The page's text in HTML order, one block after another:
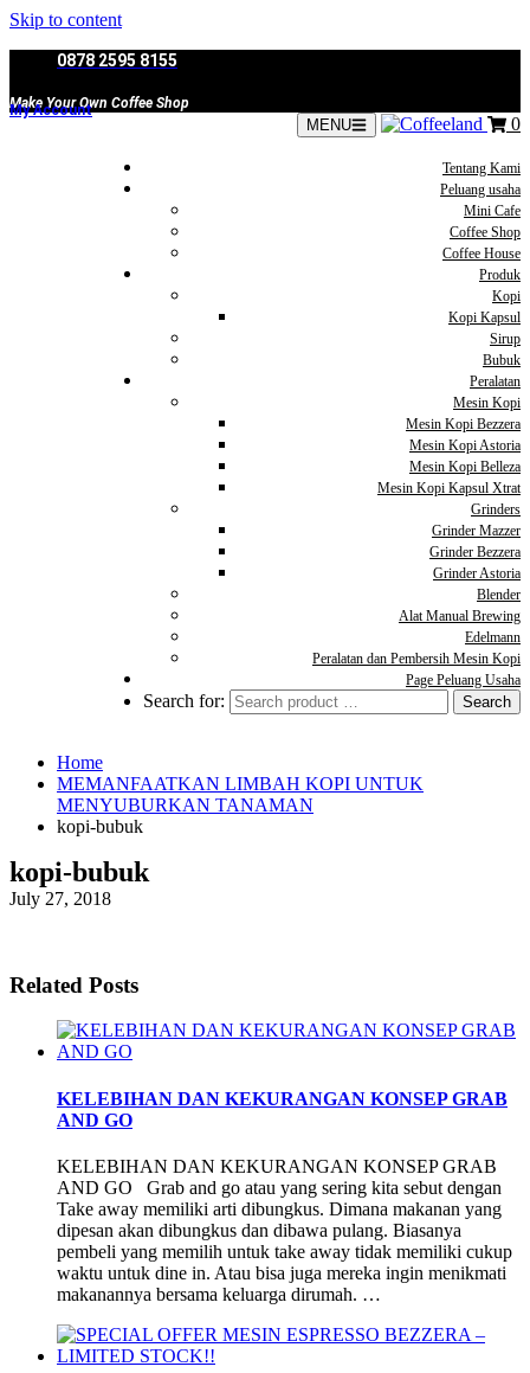
Skip to content
0878 2595 8155
Make Your Own Coffee Shop
My Account
MENU 0
Tentang Kami
Peluang usaha
Mini Cafe
Coffee Shop
Coffee House
Produk
Kopi
Kopi Kapsul
Sirup
Bubuk
Peralatan
Mesin Kopi
Mesin Kopi Bezzera
Mesin Kopi Astoria
Mesin Kopi Belleza
Mesin Kopi Kapsul Xtrat
Grinders
Grinder Mazzer
Grinder Bezzera
Grinder Astoria
Blender
Alat Manual Brewing
Edelmann
Peralatan dan Pembersih Mesin Kopi
Page Peluang Usaha
Search for:
Home
MEMANFAATKAN LIMBAH KOPI UNTUK
MENYUBURKAN TANAMAN
kopi-bubuk
kopi-bubuk
July 27, 2018
Related Posts
KELEBIHAN DAN KEKURANGAN KONSEP GRAB
AND GO
KELEBIHAN DAN KEKURANGAN KONSEP GRAB
AND GO Grab and go atau yang sering kita sebut dengan
Take away memiliki arti dibungkus. Dimana makanan yang
dipesan akan dibungkus dan dibawa pulang. Biasanya
pembeli yang memilih untuk take away tidak memiliki cukup
waktu untuk dine in. Atau bisa juga mereka ingin menikmati
makanannya bersama keluarga dirumah. …